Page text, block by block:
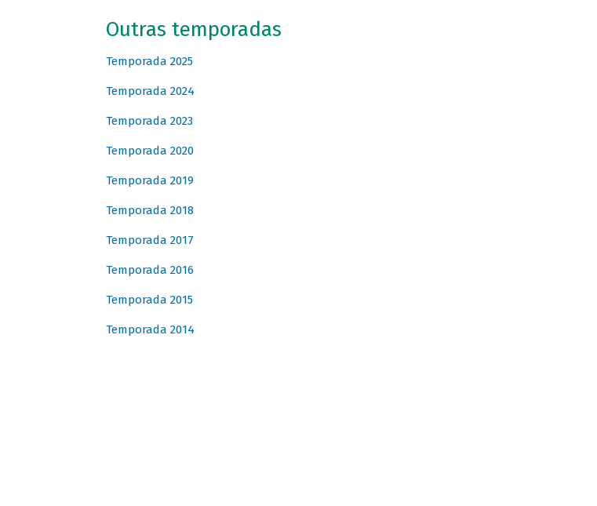
Outras temporadas
Temporada 2025
Temporada 2024
Temporada 2023
Temporada 2020
Temporada 2019
Temporada 2018
Temporada 2017
Temporada 2016
Temporada 2015
Temporada 2014